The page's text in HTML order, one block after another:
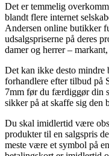
Det er temmelig
blandt flere internet
Andersen online butikker
udsalgspriserne på deres
damer og herrer –
Det kan ikke desto
forhandlere efter tilbud på
7mm før du færdiggør din
sikker på at skaffe sig den
Du skal imidlertid være
produkter til en salgspris
meste være et symbol på